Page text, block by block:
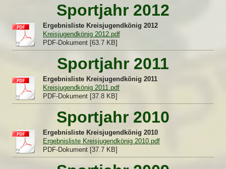
Sportjahr 2012
Ergebnisliste Kreisjugendkönig 2012
Kreisjugendkönig 2012.pdf
PDF-Dokument [63.7 KB]
Sportjahr 2011
Ergebnisliste Kreisjugendkönig 2011
Kreisjugendkönig 2011.pdf
PDF-Dokument [37.8 KB]
Sportjahr 2010
Ergebnisliste Kreisjugendkönig 2010
Ergebnisliste Kreisjugendkönig 2010.pdf
PDF-Dokument [37.7 KB]